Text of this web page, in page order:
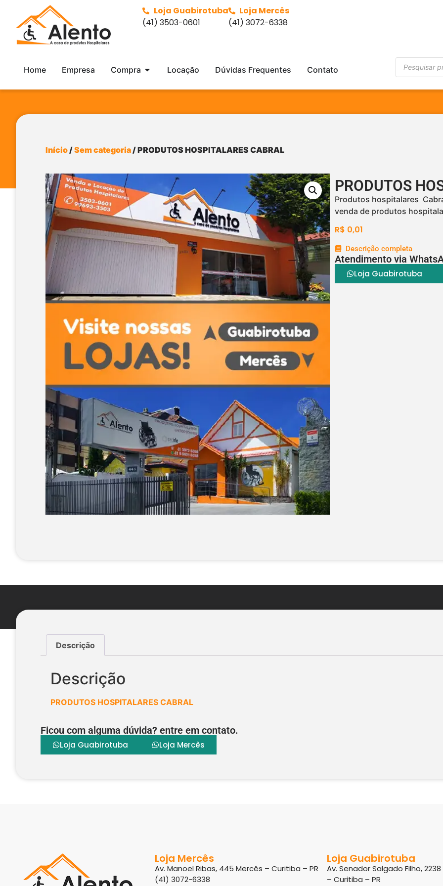
Loja Guabirotuba
(41) 3503-0601
Loja Mercês
(41) 3072-6338
Home Empresa Compra Locação Dúvidas Frequentes Contato
Início /Sem categoria / PRODUTOS HOSPITALARES CABRAL
PRODUTOS
Produtos hospitalares
venda de produtos
R$ 0,01
Descrição completa
Atendimento via
Loja Guabirotuba
Descrição
Descrição
PRODUTOS HOSPITALARES CABRAL
Ficou com alguma dúvida? entre em contato.
Loja Guabirotuba Loja Mercês
Loja Mercês
Av. Manoel Ribas, 445 Mercês – Curitiba – PR
(41) 3072-6338
Loja Guabirotuba
Av. Senador Salgado Filho,
– Curitiba – PR